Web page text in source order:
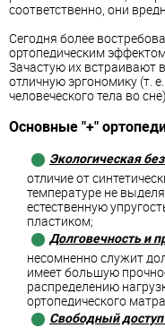
соответственно, они
Сегодня более
ортопедическим
Зачастую их встраивают
отличную эргономику (т.
человеческого тела во
Основные "+"
Экологическая
отличие от
температуре не
естественную
пластиком;
Долговечностьи
несомненно служит
имеет большую
распределению
ортопедического
Свободный доступ